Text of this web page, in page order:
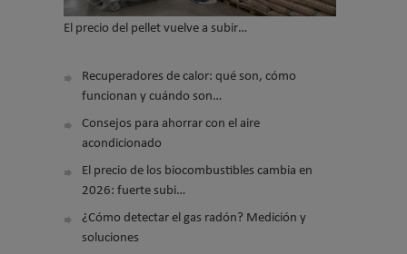
El precio del pellet vuelve a subir…
Recuperadores de calor: qué son, cómo
funcionan y cuándo son…
Consejos para ahorrar con el aire
acondicionado
El precio de los biocombustibles cambia en
2026: fuerte subi…
¿Cómo detectar el gas radón? Medición y
soluciones